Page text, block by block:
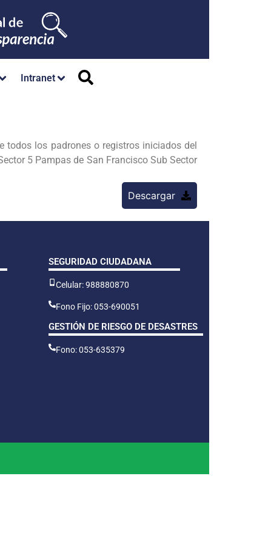
Intranet
todos los padrones o registros iniciados del
5 Pampas de San Francisco Sub Sector
Descargar
SEGURIDAD CIUDADANA
Celular: 988880870
Fono Fijo: 053-690051
GESTIÓN DE RIESGO DE DESASTRES
Fono: 053-635379